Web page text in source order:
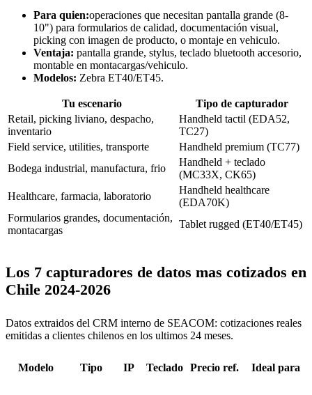
Para quien:operaciones que necesitan pantalla grande (8-
10") para formularios de calidad, documentación visual,
picking con imagen de producto, o montaje en vehiculo.
Ventaja: pantalla grande, stylus, teclado bluetooth accesorio,
montable en montacargas/vehiculo.
Modelos: Zebra ET40/ET45.
Tu escenario
Tipo de capturador
Retail, picking liviano, despacho,
inventario
Handheld tactil (EDA52,
TC27)
Field service, utilities, transporte
Handheld premium (TC77)
Bodega industrial, manufactura, frio
Handheld + teclado
(MC33X, CK65)
Healthcare, farmacia, laboratorio
Handheld healthcare
(EDA70K)
Formularios grandes, documentación,
montacargas
Tablet rugged (ET40/ET45)
Los 7 capturadores de datos mas cotizados en
Chile 2024-2026
Datos extraidos del CRM interno de SEACOM: cotizaciones reales
emitidas a clientes chilenos en los ultimos 24 meses.
Modelo Tipo IP Teclado Precio ref. Ideal para